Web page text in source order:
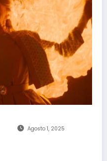
Agosto 1, 2025